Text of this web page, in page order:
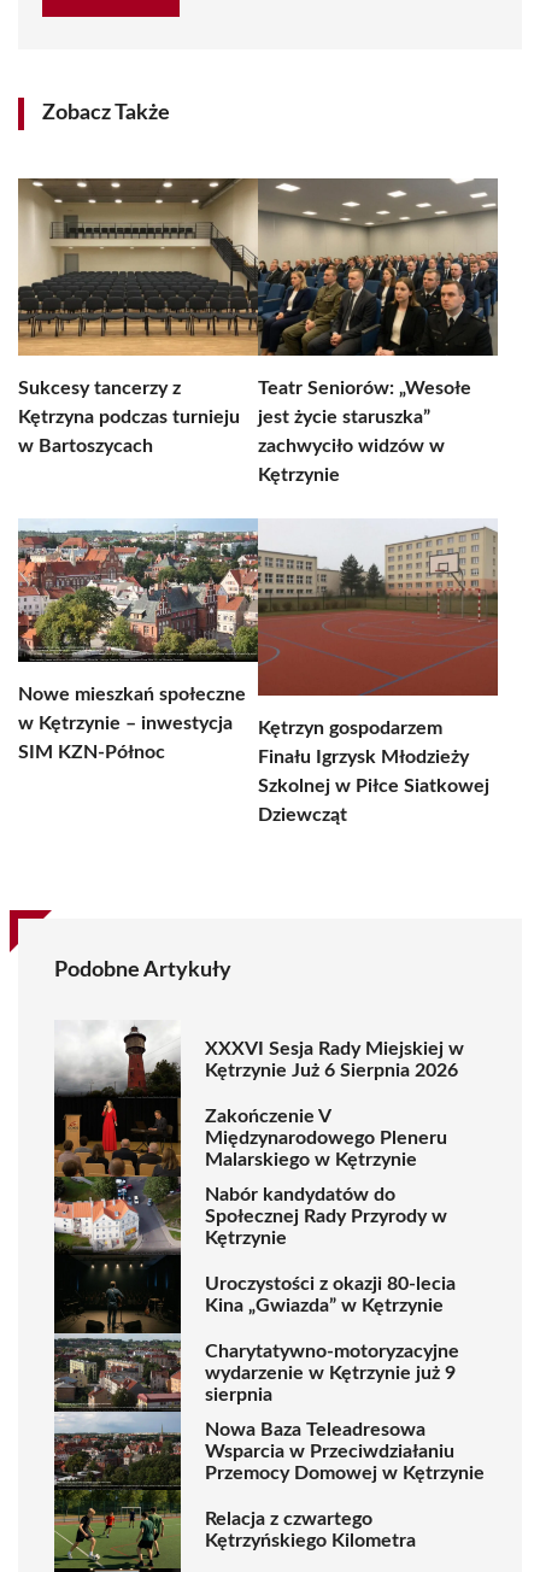
Zobacz Także
Sukcesy tancerzy z
Kętrzyna podczas turnieju
w Bartoszycach
Teatr Seniorów: „Wesołe
jest życie staruszka”
zachwyciło widzów w
Kętrzynie
Nowe mieszkań społeczne
w Kętrzynie – inwestycja
SIM KZN-Północ
Kętrzyn gospodarzem
Finału Igrzysk Młodzieży
Szkolnej w Piłce Siatkowej
Dziewcząt
Podobne Artykuły
XXXVI Sesja Rady Miejskiej w
Kętrzynie Już 6 Sierpnia 2026
Zakończenie V
Międzynarodowego Pleneru
Malarskiego w Kętrzynie
Nabór kandydatów do
Społecznej Rady Przyrody w
Kętrzynie
Uroczystości z okazji 80-lecia
Kina „Gwiazda” w Kętrzynie
Charytatywno-motoryzacyjne
wydarzenie w Kętrzynie już 9
sierpnia
Nowa Baza Teleadresowa
Wsparcia w Przeciwdziałaniu
Przemocy Domowej w Kętrzynie
Relacja z czwartego
Kętrzyńskiego Kilometra